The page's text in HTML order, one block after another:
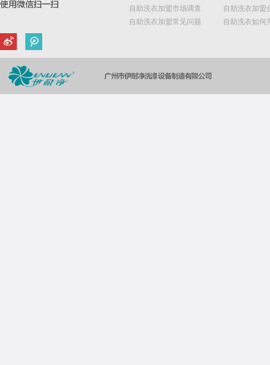
自助洗衣加盟市场调查
自助洗衣加盟常见问题
自助洗衣加盟
自助洗衣如何